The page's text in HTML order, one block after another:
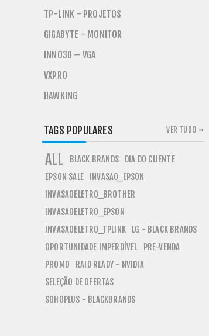
TP-LINK - PROJETOS
GIGABYTE - MONITOR
INNO3D – VGA
VXPRO
HAWKING
TAGS POPULARES
ALL BLACK BRANDS DIA DO CLIENTE
EPSON SALE INVASAO_EPSON
INVASAOELETRO_BROTHER
INVASAOELETRO_EPSON
INVASAOELETRO_TPLINK LG - BLACK BRANDS
OPORTUNIDADE IMPERDÍVEL PRE-VENDA
PROMO
RAID READY - NVIDIA
SELEÇÃO DE OFERTAS
SOHOPLUS - BLACKBRANDS
VER TUDO